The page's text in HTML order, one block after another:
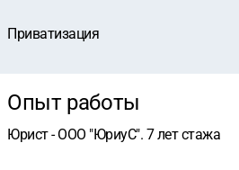
Приватизация
Опыт работы
Юрист - ООО "ЮриуС". 7 лет стажа